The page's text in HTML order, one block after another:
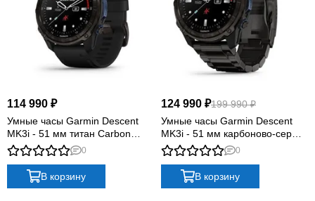
Garmin Descent Mk3i 51 мм +
Descent T2: данные под
водой и на поверхности
обмен готовыми сообщениями через сеть SubWave
при использовании совместимых трансмиттеров
Descent T2. Карты, спортивные профили и
показатели восстановления продолжают работу
после погружения.
114 990 ₽
Умные часы Garmin Descent
MK3i - 51 мм титан Carbon
Grey DLC с черным
силиконовым ремешком
0
В корзину
124 990 ₽199 990 ₽
Умные часы Garmin Descent
MK3i - 51 мм карбоново-серые
DLC титановые с DLC
титановым ремешком
0
В корзину